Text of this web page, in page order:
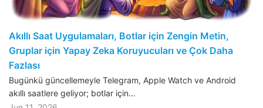
Akıllı Saat Uygulamaları, Botlar için Zengin Metin,
Gruplar için Yapay Zeka Koruyucuları ve Çok Daha
Fazlası
Bugünkü güncellemeyle Telegram, Apple Watch ve Android
akıllı saatlere geliyor; botlar için…